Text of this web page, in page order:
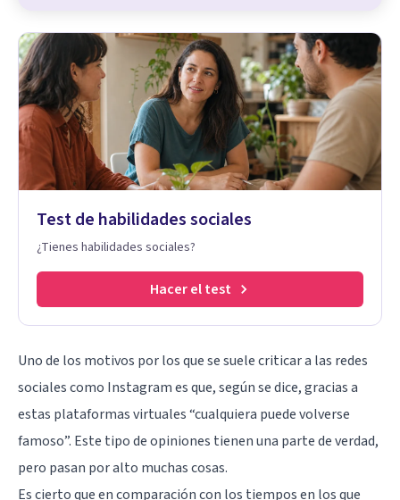
Test de habilidades sociales
¿Tienes habilidades sociales?
Hacer el test
Uno de los motivos por los que se suele criticar a las redes
sociales como Instagram es que, según se dice, gracias a
estas plataformas virtuales “cualquiera puede volverse
famoso”. Este tipo de opiniones tienen una parte de verdad,
pero pasan por alto muchas cosas.
Es cierto que en comparación con los tiempos en los que